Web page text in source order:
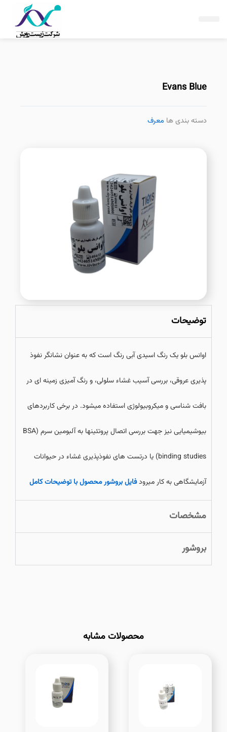
Evans Blue
دسته بندی ها معرف
توضیحات
اوانس بلو یک رنگ اسیدی آبی رنگ است که به عنوان نشانگر نفوذ
پذیری عروقی، بررسی آسیب غشاء سلولی، و رنگ آمیزی زمینه ای در
بافت شناسی و میکروبیولوژی استفاده میشود. در برخی کاربردهای
بیوشیمیایی نیز جهت بررسی اتصال پروتئینها به آلبومین سرم (BSA
binding studies) یا درتست های نفوذپذیری غشاء در حیوانات
آزمایشگاهی به کار میرودفایل بروشور محصول با توضیحات کامل
مشخصات
بروشور
محصولات مشابه